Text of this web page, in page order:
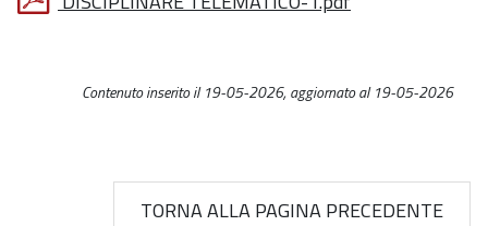
Contenuto inserito il 19-05-2026, aggiornato al 19-05-2026
TORNA ALLA PAGINA PRECEDENTE